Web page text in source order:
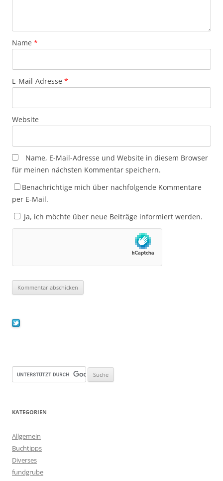
Name *
E-Mail-Adresse *
Website
Name, E-Mail-Adresse und Website in diesem Browser
für meinen nächsten Kommentar speichern.
Benachrichtige mich über nachfolgende Kommentare
per E-Mail.
Ja, ich möchte über neue Beiträge informiert werden.
KATEGORIEN
Allgemein
Buchtipps
Diverses
fundgrube